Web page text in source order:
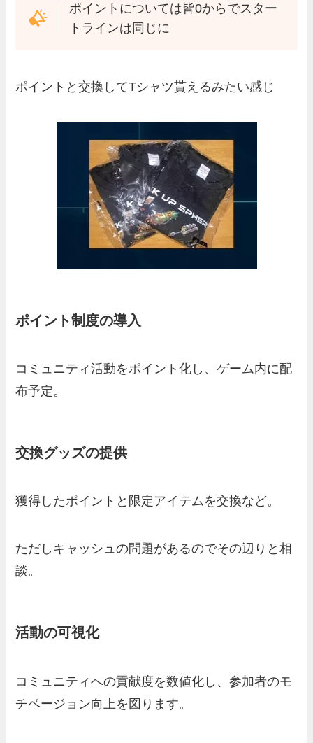
ポイントについては皆0からでスター
トラインは同じに
ポイントと交換してTシャツ貰えるみたい感じ
ポイント制度の導入
コミュニティ活動をポイント化し、ゲーム内に配
布予定。
交換グッズの提供
獲得したポイントと限定アイテムを交換など。
ただしキャッシュの問題があるのでその辺りと相
談。
活動の可視化
コミュニティへの貢献度を数値化し、参加者のモ
チベージョン向上を図ります。